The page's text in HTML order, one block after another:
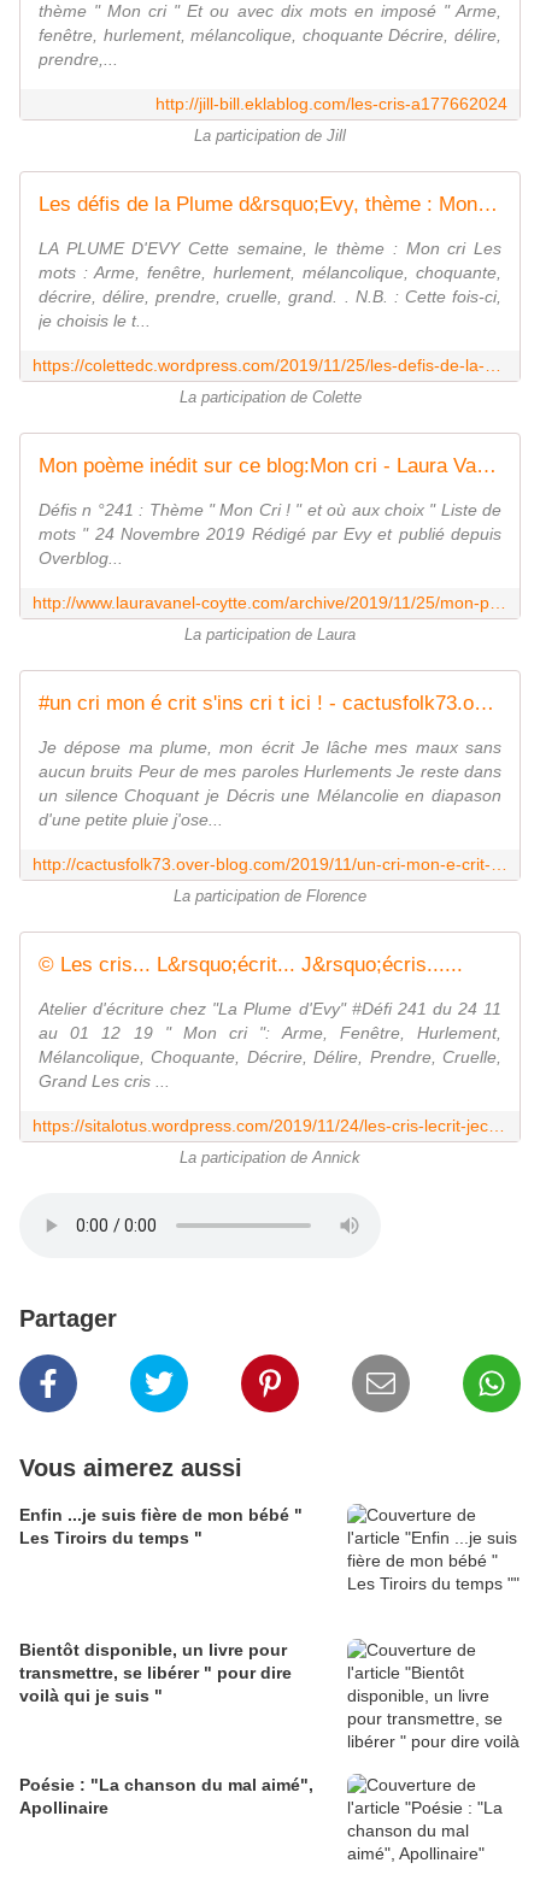
thème " Mon cri " Et ou avec dix mots en imposé " Arme,
fenêtre, hurlement, mélancolique, choquante Décrire, délire,
prendre,...
http://jill-bill.eklablog.com/les-cris-a177662024
La participation de Jill
Les défis de la Plume d&rsquo;Evy, thème : Mon cri
LA PLUME D'EVY Cette semaine, le thème : Mon cri Les
mots : Arme, fenêtre, hurlement, mélancolique, choquante,
décrire, délire, prendre, cruelle, grand. . N.B. : Cette fois-ci,
je choisis le t...
La participation de Colette
Mon poème inédit sur ce blog:Mon cri - Laura Vanel-Coytte:ce que j'écris,ce(ux)que j'aime
Défis n °241 : Thème " Mon Cri ! " et où aux choix " Liste de
mots " 24 Novembre 2019 Rédigé par Evy et publié depuis
Overblog...
La participation de Laura
#un cri mon é crit s'ins cri t ici ! - cactusfolk73.over-blog.com
Je dépose ma plume, mon écrit Je lâche mes maux sans
aucun bruits Peur de mes paroles Hurlements Je reste dans
un silence Choquant je Décris une Mélancolie en diapason
d'une petite pluie j'ose...
La participation de Florence
©️ Les cris... L&rsquo;écrit... J&rsquo;écris......
Atelier d'écriture chez "La Plume d'Evy" #Défi 241 du 24 11
au 01 12 19 " Mon cri ": Arme, Fenêtre, Hurlement,
Mélancolique, Choquante, Décrire, Délire, Prendre, Cruelle,
Grand Les cris ...
La participation de Annick
Partager
Vous aimerez aussi
Enfin ...je suis fière de mon bébé "
Les Tiroirs du temps "
Bientôt disponible, un livre pour
transmettre, se libérer " pour dire
voilà qui je suis "
Poésie : "La chanson du mal aimé",
Apollinaire